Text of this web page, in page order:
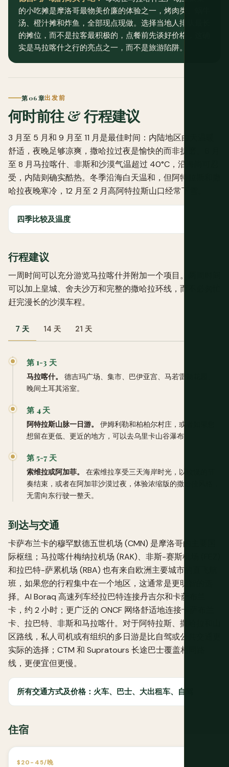
的小吃摊是摩洛哥最物美价廉的体验之一，烤肉类、蜗牛
汤、橙汁摊和炸鱼，全部现点现做。选择当地人排队最长
的摊位，而不是拉客最积极的，点餐前先谈好价格，这确
实是马拉喀什之行的亮点之一，而不是旅游陷阱。
第 06 章出发前
何时前往 & 行程建议
3 月至 5 月和 9 月至 11 月是最佳时间：内陆地区白天温暖
舒适，夜晚足够凉爽，撒哈拉过夜是愉快的而非折磨。6 月
至 8 月马拉喀什、非斯和沙漠气温超过 40°C，沿海尚可忍
受，内陆则确实酷热。冬季沿海白天温和，但阿特拉斯和撒
哈拉夜晚寒冷，12 月至 2 月高阿特拉斯山口经常下雪。
四季比较及温度
行程建议
一周时间可以充分游览马拉喀什并附加一个项目。两周时间
可以加上皇城、舍夫沙万和完整的撒哈拉环线，而不必匆忙
赶完漫长的沙漠车程。
7 天 14 天 21 天
第 1-3 天
马拉喀什。
德吉玛广场、集市、巴伊亚宫、马若雷勒花园、
晚间土耳其浴室。
第 4 天
阿特拉斯山脉一日游。
伊姆利勒和柏柏尔村庄，或者如果您
想留在更低、更近的地方，可以去乌里卡山谷瀑布。
第 5-7 天
索维拉或阿加菲。
在索维拉享受三天海岸时光，以较慢的节
奏结束，或者在阿加菲沙漠过夜，体验浓缩版的撒哈拉风格，
无需向东行驶一整天。
到达与交通
卡萨布兰卡的穆罕默德五世机场 (CMN) 是摩洛哥的主要国
际枢纽；马拉喀什梅纳拉机场 (RAK)、非斯-赛斯机场 (FEZ)
和拉巴特-萨累机场 (RBA) 也有来自欧洲主要城市的直飞航
班，如果您的行程集中在一个地区，这通常是更明智的选
择。Al Boraq 高速列车经拉巴特连接丹吉尔和卡萨布兰
卡，约 2 小时；更广泛的 ONCF 网络舒适地连接卡萨布兰
卡、拉巴特、非斯和马拉喀什。对于阿特拉斯、撒哈拉和山
区路线，私人司机或有组织的多日游是比自驾或公共交通更
实际的选择；CTM 和 Supratours 长途巴士覆盖相同路
线，更便宜但更慢。
所有交通方式及价格：火车、巴士、大出租车、自驾
住宿
$20-45/晚